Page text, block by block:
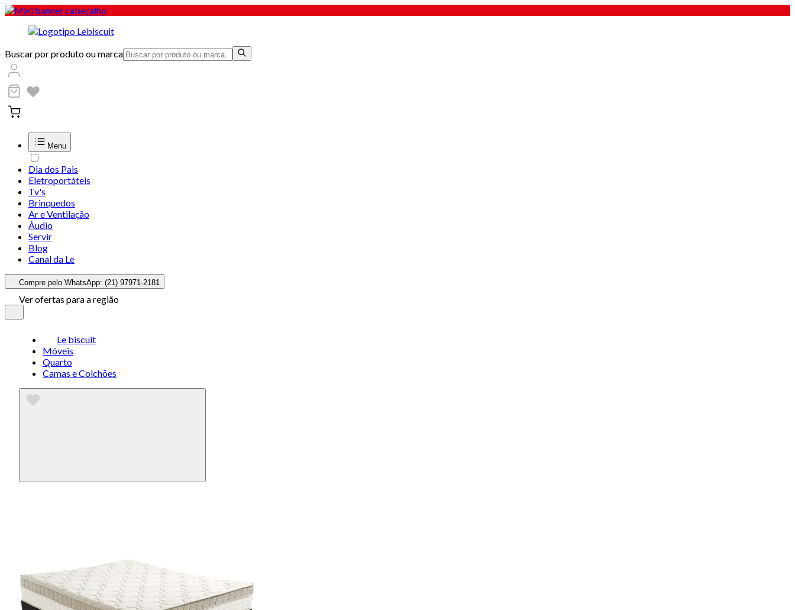
Buscar por produto ou marca
Menu
Dia dos Pais
Eletroportáteis
Tv's
Brinquedos
Ar e Ventilação
Áudio
Servir
Blog
Canal da Le
Compre pelo WhatsApp: (21) 97971-2181
Ver ofertas para a região
Le biscuit
Móveis
Quarto
Camas e Colchões